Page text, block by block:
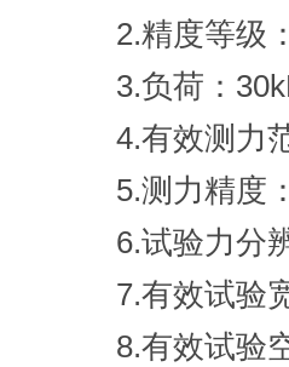
2.精度等级
3.负荷：
4.有效测力
5.测力精度
6.试验力分
7.有效试验
8.有效试验